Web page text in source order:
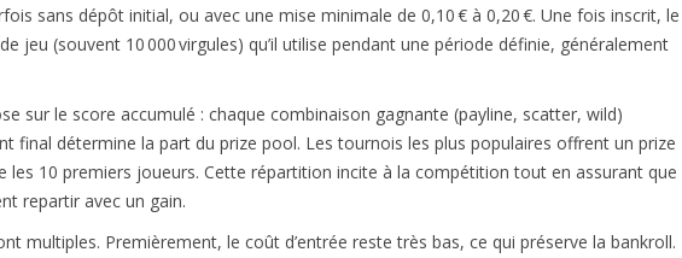
sans dépôt initial, ou avec une mise minimale de 0,10 € à 0,20 €. Une fois inscrit, le
jeu (souvent 10 000 virgules) qu’il utilise pendant une période définie, généralement
sur le score accumulé : chaque combinaison gagnante (payline, scatter, wild)
final détermine la part du prize pool. Les tournois les plus populaires offrent un prize
les 10 premiers joueurs. Cette répartition incite à la compétition tout en assurant que
repartir avec un gain.
multiples. Premièrement, le coût d’entrée reste très bas, ce qui préserve la bankroll.